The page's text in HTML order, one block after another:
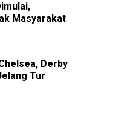
Masyarakat
Derby
Tur